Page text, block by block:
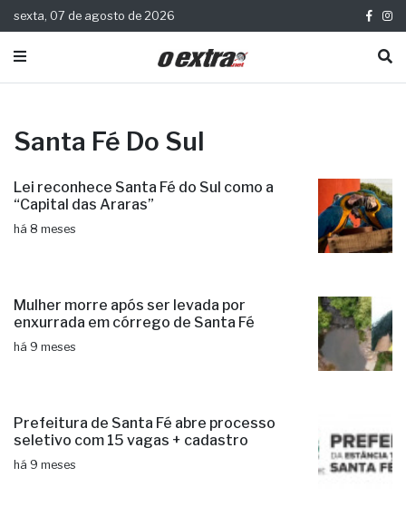
sexta, 07 de agosto de 2026
Santa Fé Do Sul
Lei reconhece Santa Fé do Sul como a
“Capital das Araras”
há 8 meses
Mulher morre após ser levada por
enxurrada em córrego de Santa Fé
há 9 meses
Prefeitura de Santa Fé abre processo
seletivo com 15 vagas + cadastro
há 9 meses